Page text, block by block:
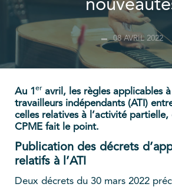
08 AVRIL 2022
Au 1 er avril, les règles applicables
travailleurs indépendants (ATI)
celles relatives à l’activité partielle,
CPME fait le point.
Publication des décrets
relatifs à l’ATI
Deux décrets du 30 mars 2022